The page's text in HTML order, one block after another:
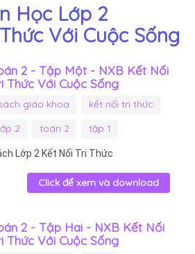
Học Lớp 2
Với Cuộc Sống
2 - Tập Một - NXB Kết Nối
Thức Với Cuộc Sống
giáo khoa
kết nối tri thức
2
toán 2 tập 1
Lớp 2 Kết Nối Tri Thức
Click để xem và download
2 - Tập Hai - NXB Kết Nối
Thức Với Cuộc Sống